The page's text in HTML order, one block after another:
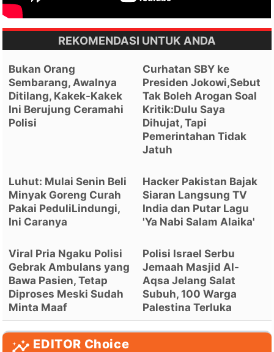
REKOMENDASI UNTUK ANDA
Bukan Orang
Sembarang, Awalnya
Ditilang, Kakek-Kakek
Ini Berujung Ceramahi
Polisi
Curhatan SBY ke
Presiden Jokowi,Sebut
Tak Boleh Arogan Soal
Kritik:Dulu Saya
Dihujat, Tapi
Pemerintahan Tidak
Jatuh
Luhut: Mulai Senin Beli
Minyak Goreng Curah
Pakai PeduliLindungi,
Ini Caranya
Hacker Pakistan Bajak
Siaran Langsung TV
India dan Putar Lagu
'Ya Nabi Salam Alaika'
Viral Pria Ngaku Polisi
Gebrak Ambulans yang
Bawa Pasien, Tetap
Diproses Meski Sudah
Minta Maaf
Polisi Israel Serbu
Jemaah Masjid Al-
Aqsa Jelang Salat
Subuh, 100 Warga
Palestina Terluka
EDITOR Choice